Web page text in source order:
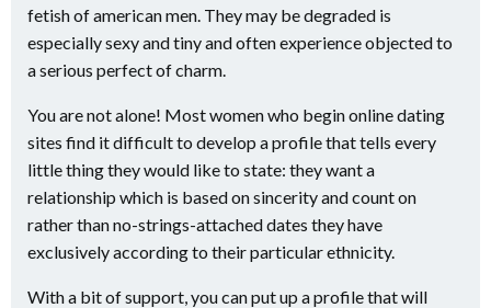
fetish of american men. They may be degraded is
especially sexy and tiny and often experience objected to
a serious perfect of charm.
You are not alone! Most women who begin online dating
sites find it difficult to develop a profile that tells every
little thing they would like to state: they want a
relationship which is based on sincerity and count on
rather than no-strings-attached dates they have
exclusively according to their particular ethnicity.
With a bit of support, you can put up a profile that will